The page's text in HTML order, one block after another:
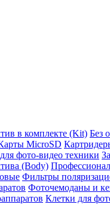
в комплекте (Kit) Без
MicroSD
фото-видео техники
(Body)
Фильтры
Фоточемоданы и
Клетки для